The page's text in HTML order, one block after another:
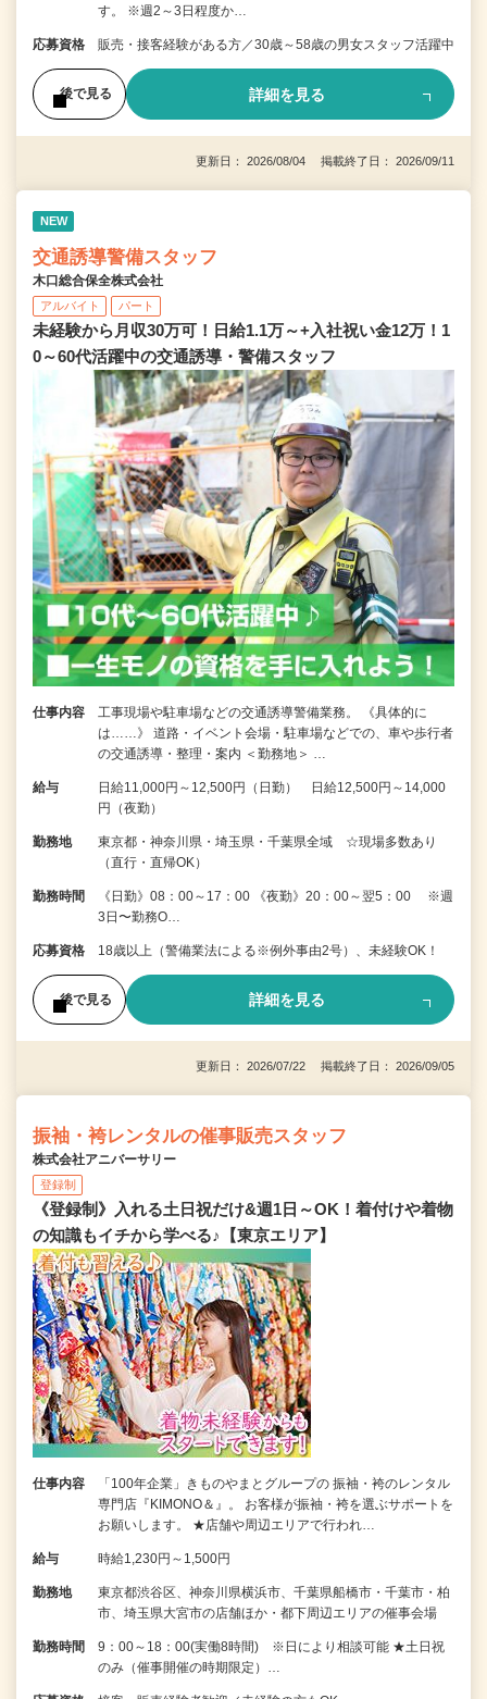
す。 ※週2～3日程度か…
応募資格 販売・接客経験がある方／30歳～58歳の男女スタッフ活躍中
後で見る 詳細を見る
更新日： 2026/08/04 掲載終了日： 2026/09/11
NEW
交通誘導警備スタッフ
木口総合保全株式会社
アルバイト パート
未経験から月収30万可！日給1.1万～+入社祝い金12万！1
0～60代活躍中の交通誘導・警備スタッフ
仕事内容
工事現場や駐車場などの交通誘導警備業務。 《具体的に
は……》 道路・イベント会場・駐車場などでの、車や歩行者
の交通誘導・整理・案内 ＜勤務地＞ …
給与
日給11,000円～12,500円（日勤） 日給12,500円～14,000
円（夜勤）
勤務地
東京都・神奈川県・埼玉県・千葉県全域 ☆現場多数あり
（直行・直帰OK）
勤務時間
《日勤》08：00～17：00 《夜勤》20：00～翌5：00 ※週
3日〜勤務O…
応募資格 18歳以上（警備業法による※例外事由2号）、未経験OK！
後で見る 詳細を見る
更新日： 2026/07/22 掲載終了日： 2026/09/05
振袖・袴レンタルの催事販売スタッフ
株式会社アニバーサリー
登録制
《登録制》入れる土日祝だけ&週1日～OK！着付けや着物
の知識もイチから学べる♪【東京エリア】
仕事内容
「100年企業」きものやまとグループの 振袖・袴のレンタル
専門店『KIMONO＆』。 お客様が振袖・袴を選ぶサポートを
お願いします。 ★店舗や周辺エリアで行われ…
給与 時給1,230円～1,500円
勤務地
東京都渋谷区、神奈川県横浜市、千葉県船橋市・千葉市・柏
市、埼玉県大宮市の店舗ほか・都下周辺エリアの催事会場
勤務時間
9：00～18：00(実働8時間) ※日により相談可能 ★土日祝
のみ（催事開催の時期限定）…